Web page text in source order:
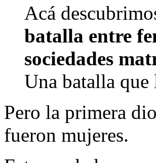
Acá
batalla entre
sociedades
Una batalla que
Pero la primera
fueron mujeres.